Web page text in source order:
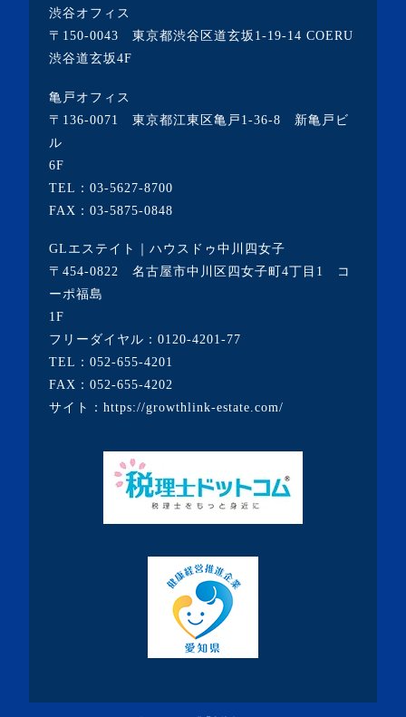
・2021年9月(5記事)
・2021年8月(6記事)
・2021年6月(5記事)
・2021年5月(2記事)
・2021年4月(4記事)
・2021年1月(3記事)
・2020年12月(7記事)
・2020年11月(5記事)
・2020年10月(3記事)
・2020年9月(8記事)
・2020年8月(5記事)
・2020年7月(6記事)
・2020年6月(9記事)
・2020年5月(5記事)
・2020年3月(7記事)
・2020年2月(3記事)
・2019年11月(7記事)
渋谷オフィス
〒150-0043 東京都渋谷区道玄坂1-19-14 COERU
渋谷道玄坂4F
亀戸オフィス
〒136-0071 東京都江東区亀戸1-36-8 新亀戸ビ
ル
6F
TEL： 03-5627-8700
FAX：03-5875-0848
GLエステイト｜ハウスドゥ中川四女子
〒454-0822 名古屋市中川区四女子町4丁目1 コ
ーポ福島
1F
フリーダイヤル： 0120-4201-77
TEL： 052-655-4201
FAX：052-655-4202
サイト： https://growthlink-estate.com/